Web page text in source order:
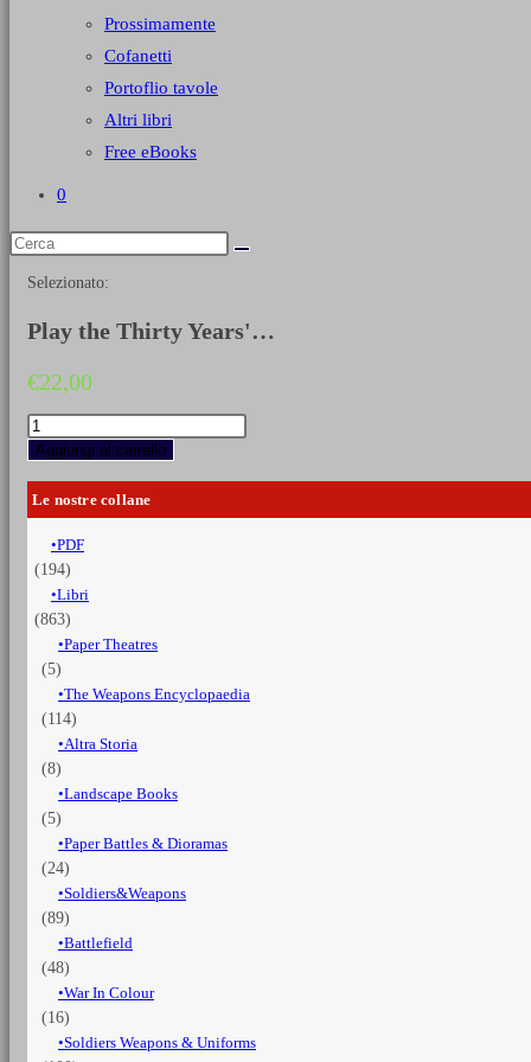
Prossimamente
Cofanetti
Portoflio tavole
Altri libri
Free eBooks
0
Selezionato:
Play the Thirty Years'…
€22,00
Play
the
Thirty
Years'
War
1648
quantità
Aggiungi al carrello
Le nostre collane
PDF
(194)
Libri
(863)
Paper Theatres
(5)
The Weapons Encyclopaedia
(114)
Altra Storia
(8)
Landscape Books
(5)
Paper Battles & Dioramas
(24)
Soldiers&Weapons
(89)
Battlefield
(48)
War In Colour
(16)
Soldiers Weapons & Uniforms